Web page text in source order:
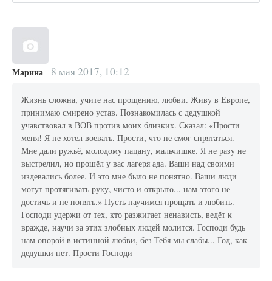
Марина 8 мая 2017, 10:12
Жизнь сложна, учите нас прощению, любви. Живу в Европе,
принимаю смирено устав. Познакомилась с дедушкой
учавствовал в ВОВ против моих близких. Сказал: «Прости
меня! Я не хотел воевать. Прости, что не смог спрятаться.
Мне дали ружьё, молодому пацану, мальчишке. Я не разу не
выстрелил, но прошёл у вас лагеря ада. Ваши над своими
издевались более. И это мне было не понятно. Ваши люди
могут протягивать руку, чисто и открыто... нам этого не
достичь и не понять.» Пусть научимся прощать и любить.
Господи удержи от тех, кто разжигает ненависть, ведёт к
вражде, научи за этих злобных людей молится. Господи будь
нам опорой в истинной любви, без Тебя мы слабы... Год, как
дедушки нет. Прости Господи